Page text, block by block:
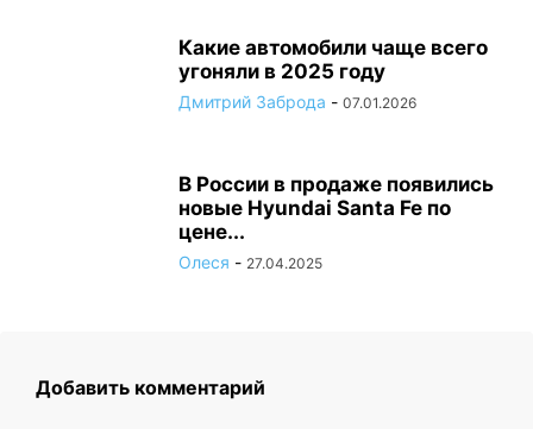
Какие автомобили чаще всего
угоняли в 2025 году
Дмитрий Заброда - 07.01.2026
В России в продаже появились
новые Hyundai Santa Fe по
цене...
Олеся - 27.04.2025
Добавить комментарий